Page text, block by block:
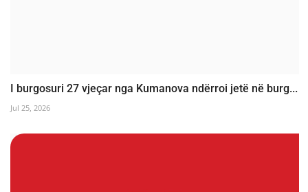
I burgosuri 27 vjeçar nga Kumanova ndërroi jetë në burg...
Jul 25, 2026